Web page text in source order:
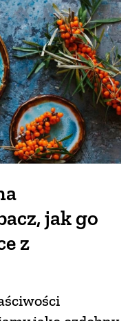
jak go
z